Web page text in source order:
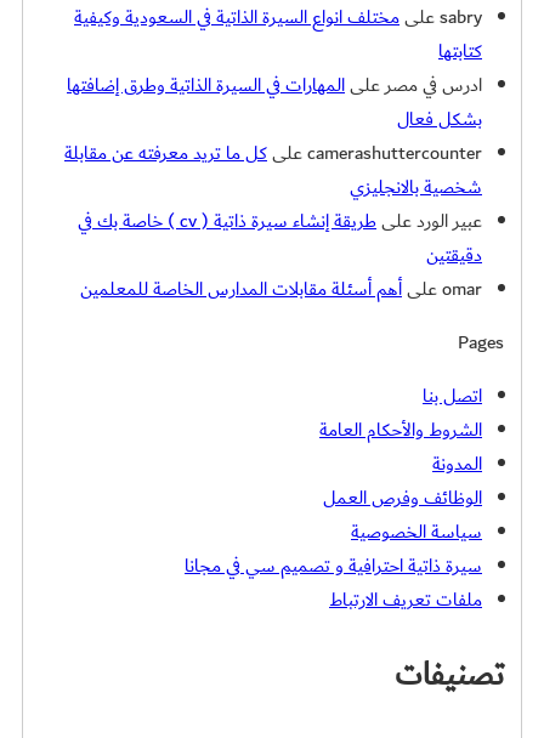
sabryعلىمختلف انواع السيرة الذاتية في السعودية وكيفية
كتابتها
ادرس في مصرعلىالمهارات في السيرة الذاتية وطرق إضافتها
بشكل فعال
camerashuttercounterعلىكل ما تريد معرفته عن مقابلة
شخصية بالانجليزي
عبير الوردعلى
طريقة إنشاء سيرة ذاتية ( cv ) خاصة بك في
دقيقتين
omarعلىأهم أسئلة مقابلات المدارس الخاصة للمعلمين
Pages
اتصل بنا
الشروط والأحكام العامة
المدونة
الوظائف وفرص العمل
سياسة الخصوصية
سيرة ذاتية احترافية و تصميم سي في مجانا
ملفات تعريف الارتباط
تصنيفات